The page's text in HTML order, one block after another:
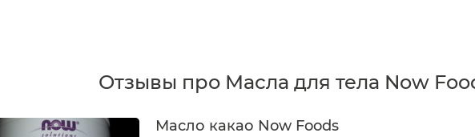
Отзывы про Масла для тела Now
Масло какао Now Foods